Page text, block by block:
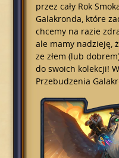
przez cały Rok
Galakronda, które
chcemy na razie
ale mamy nadzieję,
ze złem (lub
do swoich kolekcji!
Przebudzenia